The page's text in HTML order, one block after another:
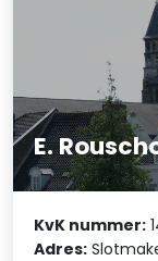
E.
KvK nummer:
Adres: